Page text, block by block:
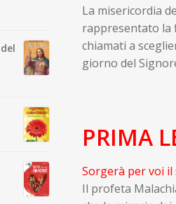
La misericordia
rappresentato la
chiamati a
giorno del
PRIMA
Sorgerà per voi il
Il profeta